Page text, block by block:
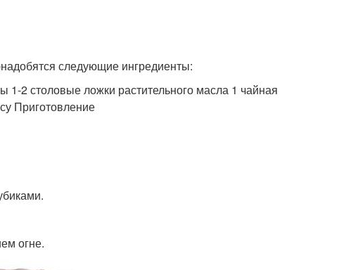
следующие ингредиенты:
1-2 столовые ложки растительного масла 1 чайная
Приготовление
огне.